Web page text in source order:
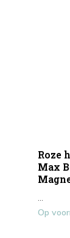
Roze
Max
Op